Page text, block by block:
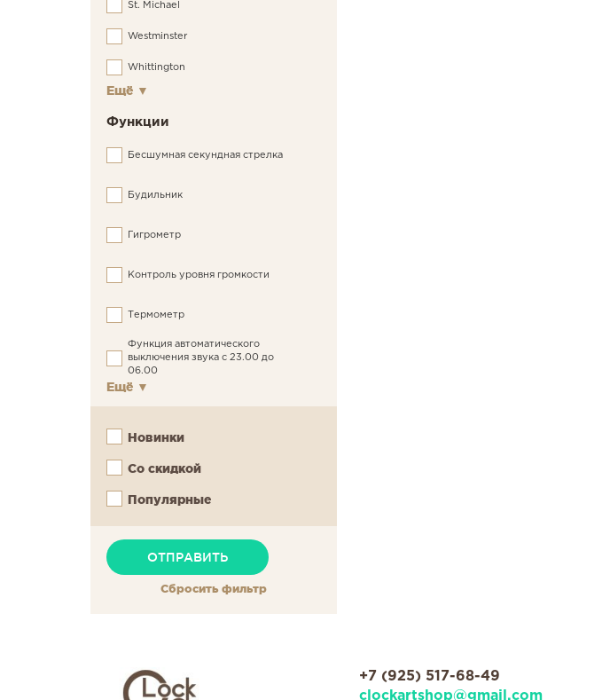
St. Michael
Westminster
Whittington
Ещё ▼
Функции
Бесшумная секундная стрелка
Будильник
Гигрометр
Контроль уровня громкости
Термометр
Функция автоматического
выключения звука с 23.00 до
06.00
Ещё ▼
Новинки
Со скидкой
Популярные
Сбросить фильтр
+7 (925) 517-68-49
clockartshop@gmail.com